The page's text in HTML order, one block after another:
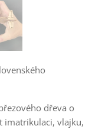
dřeva o
imatrikulaci, vlajku,